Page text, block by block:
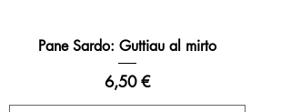
Pane Sardo: Guttiau al mirto
Prezzo
6,50 €